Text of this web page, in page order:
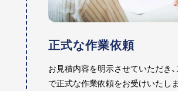
正式な作業依頼
お見積内容を明示させていただき
で正式な作業依頼をお受けいたしま